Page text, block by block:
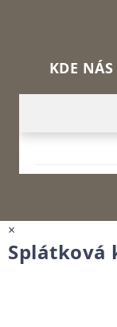
KDE NÁS
×
Splátková